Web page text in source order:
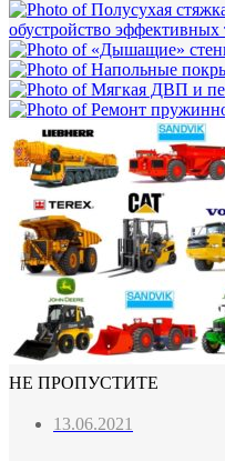
НЕ ПРОПУСТИТЕ
13.06.2021